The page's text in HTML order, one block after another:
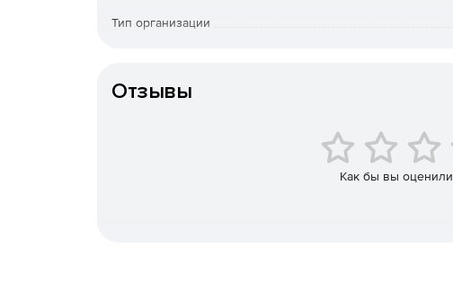
Превентивная идентификация угроз.
Технологии
Эффективная защита от вирусов и шпионов.
Современная защита от угроз сети.
Межсетевой
браузера и функция блокирования общих точек
загрузки вредоносных программ и сетевых атак.
Тип организации
Отзывы
Как бы вы оценили